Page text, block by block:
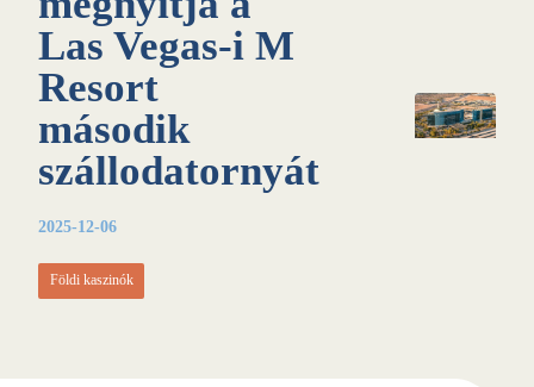
Las Vegas-i M
Resort
második
szállodatornyát
2025-12-06
Földi kaszinók